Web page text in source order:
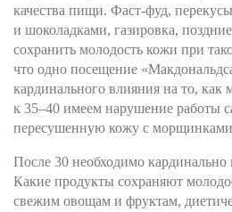
качества пищи. Фаст-фуд,
и шоколадками, газировка,
сохранить молодость кожи при
что одно посещение
кардинального влияния на то,
к 35–40 имеем нарушение работы
пересушенную кожу с
После 30 необходимо кардинально
Какие продукты сохраняют
свежим овощам и фруктам,